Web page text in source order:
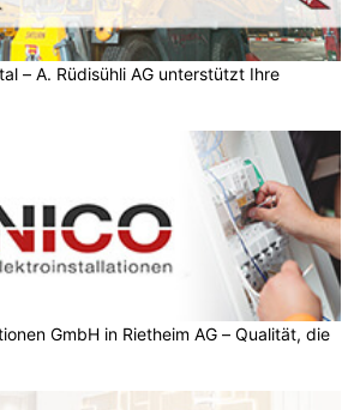
– A. Rüdisühli AG unterstützt Ihre
GmbH in Rietheim AG – Qualität, die